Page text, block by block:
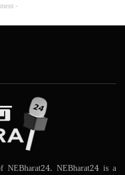
-
NEBharat24 is a